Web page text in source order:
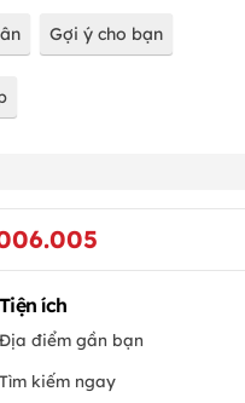
Gợi ý cho bạn
Tiện ích
Địa điểm gần bạn
Tìm kiếm ngay